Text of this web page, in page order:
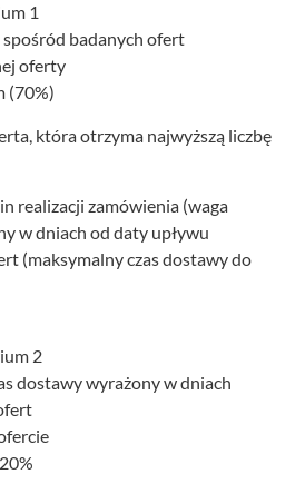
1
badanych ofert
oferty
(70%)
która otrzyma najwyższą liczbę
realizacji zamówienia (waga
w dniach od daty upływu
(maksymalny czas dostawy do
2
dostawy wyrażony w dniach